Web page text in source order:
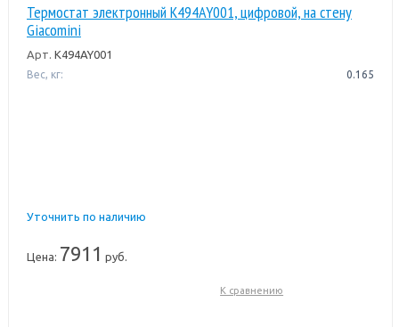
Термостат электронный K494AY001, цифровой, на стену
Giacomini
Арт. K494AY001
Вес, кг: 0.165
Уточнить по наличию
Цена: 7911 руб.
К сравнению